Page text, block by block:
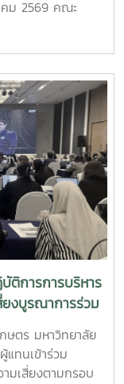
คม 2569 คณะ
Report : SAR)
ชุมเอื้องเสือแผ้ว
ระศรีนครินทร์ เพื่อ
การประเมินตนเอง
ก่อนเข้าสู่
นี้ได้รับเกียรติจาก
ะ ผู้ช่วย
กร ให้ข้อเสนอแนะ
งเข้มข้น โดย
นการพัฒนารายงาน
นินงานกับผลลัพธ์
องศาสตราจารย์
การเกษตร พร้อม
แต่ละหมวดเกณฑ์
แนะ และปรับปรุง
ดำเนินงานของ
แนะไปพัฒนาการ
ติการการบริหาร
ยงบูรณาการร่วม
รมหาวิทยาลัย
ษตร มหาวิทยาลัย
แทนเข้าร่วม
มเสี่ยงตามกรอบ